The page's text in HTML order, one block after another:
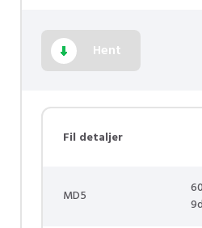
Hent
Fil detaljer
MD5